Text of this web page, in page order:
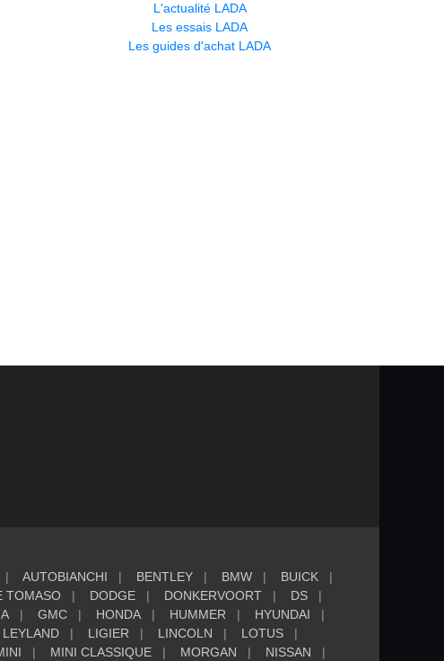
L'actualité LADA
Les essais LADA
Les guides d'achat LADA
AUTOBIANCHI BENTLEY BMW
BUICK
TOMASO DODGE DONKERVOORT
DS
GMC HONDA HUMMER
HYUNDAI
LEYLAND LIGIER LINCOLN
LOTUS
MINI CLASSIQUE MORGAN NISSAN